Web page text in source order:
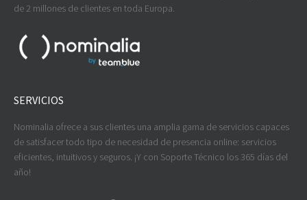
de 2 millones de clientes en toda Europa.
SERVICIOS
Nominalia ofrece a sus clientes una amplia gama de servicios capaces
de satisfacer todo tipo de necesidad de presencia online: servicios
eficientes, intuitivos y seguros. ¡Y con Soporte Técnico los 365 días del
año!